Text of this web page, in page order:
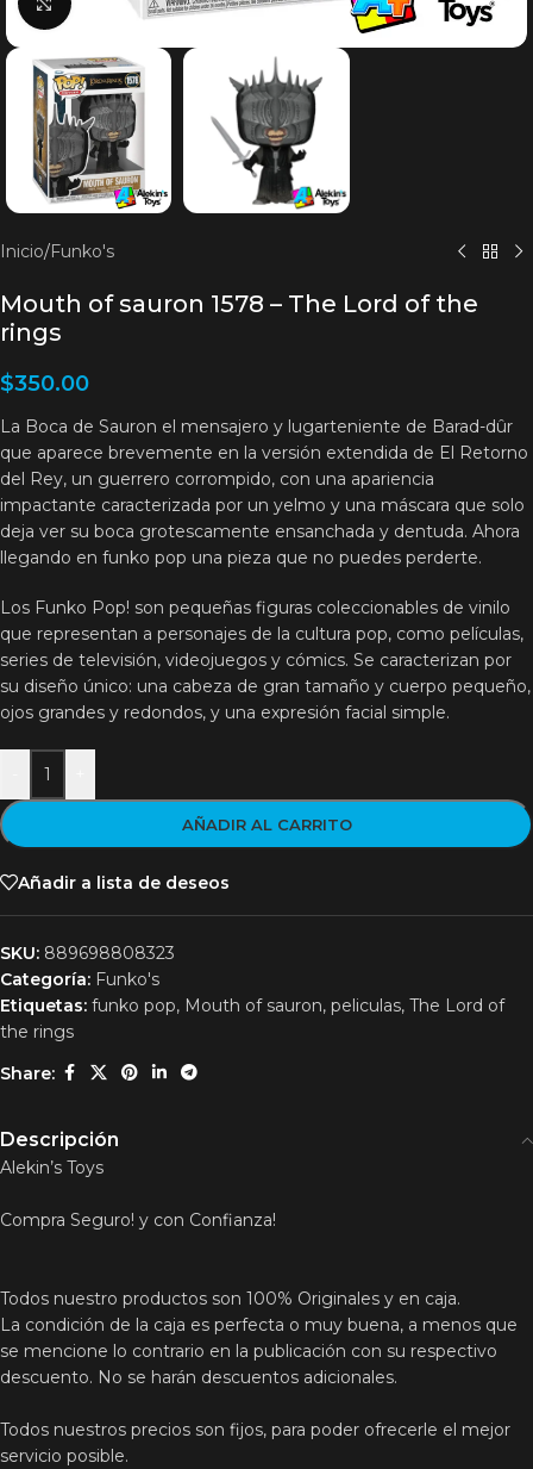
Inicio/Funko's
Mouth of sauron 1578 – The Lord of the
rings
$350.00
La Boca de Sauron el mensajero y lugarteniente de Barad-dûr
que aparece brevemente en la versión extendida de El Retorno
del Rey, un guerrero corrompido, con una apariencia
impactante caracterizada por un yelmo y una máscara que solo
deja ver su boca grotescamente ensanchada y dentuda. Ahora
llegando en funko pop una pieza que no puedes perderte.
Los Funko Pop! son pequeñas figuras coleccionables de vinilo
que representan a personajes de la cultura pop, como películas,
series de televisión, videojuegos y cómics. Se caracterizan por
su diseño único: una cabeza de gran tamaño y cuerpo pequeño,
ojos grandes y redondos, y una expresión facial simple.
AÑADIR AL CARRITO
Añadir a lista de deseos
SKU: 889698808323
Categoría: Funko's
Etiquetas: funko pop, Mouth of sauron, peliculas, The Lord of
the rings
Share:
Descripción
Alekin’s Toys
Compra Seguro! y con Confianza!
Todos nuestro productos son 100% Originales y en caja.
La condición de la caja es perfecta o muy buena, a menos que
se mencione lo contrario en la publicación con su respectivo
descuento. No se harán descuentos adicionales.
Todos nuestros precios son fijos, para poder ofrecerle el mejor
servicio posible.